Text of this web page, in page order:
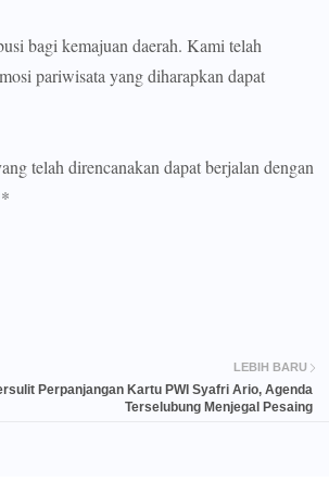
bagi kemajuan daerah. Kami telah
pariwisata yang diharapkan dapat
telah direncanakan dapat berjalan dengan
LEBIH BARU
Perpanjangan Kartu PWI Syafri Ario, Agenda
Terselubung Menjegal Pesaing